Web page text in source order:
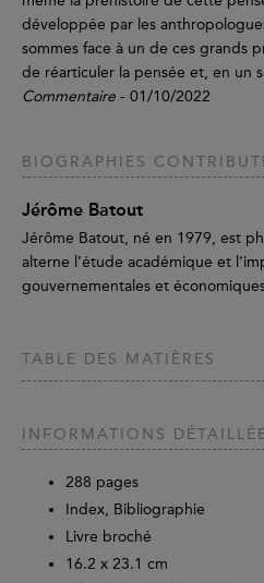
développée par les
sommes face à un de ces grands
de réarticuler la pensée et, en un
Commentaire - 01/10/2022
BIOGRAPHIES
Jérôme Batout
Jérôme Batout, né en 1979, est
alterne l’étude académique et
gouvernementales et
TABLE DES MATIÈRES
INFORMATIONS
288 pages
Index, Bibliographie
Livre broché
16.2 x 23.1 cm